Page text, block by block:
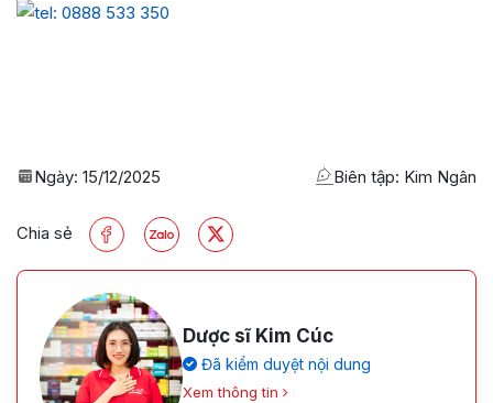
Ngày: 15/12/2025 Biên tập: Kim Ngân
Chia sẻ
Dược sĩ Kim Cúc
Đã kiểm duyệt nội dung
Xem thông tin